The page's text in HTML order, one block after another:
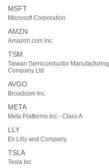
MSFT
Microsoft Corporation
AMZN
Amazon.com Inc
TSM
Taiwan Semiconductor Manufacturing
Company Ltd
AVGO
Broadcom Inc
META
Meta Platforms Inc - Class A
LLY
Eli Lilly and Company
TSLA
Tesla Inc